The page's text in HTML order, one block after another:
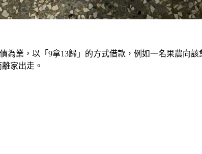
業，以「9拿13歸」的方式借款，例如一名果農向
家出走。